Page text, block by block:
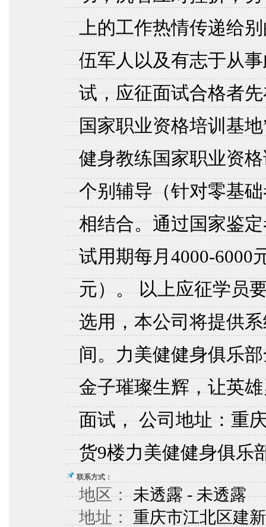
上的工作热情传递给
伍军人以及有志于从
试，应征面试合格者
国家职业资格培训基
健身教练国家职业资
个别辅导（针对零基
相结合。通过国家鉴
试用期每月4000-6000
元）。 以上应征学员
选用，本公司将提供
间。力美健健身俱乐
金子璀璨生辉，让英
面试， 公司地址：重
货9楼力美健健身俱乐
联系方式：
地区：未透露 - 未透露
地址：重庆市江北区建